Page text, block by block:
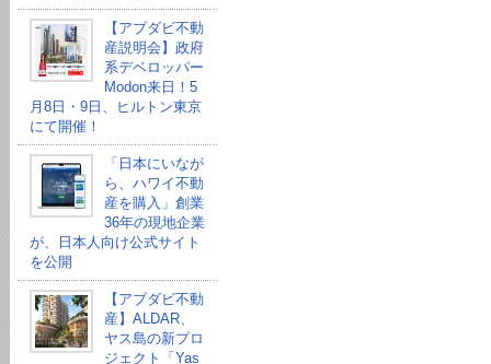
【アブダビ不動
産説明会】政府
系デベロッパー
Modon来日！5
月8日・9日、ヒルトン東京
にて開催！
「日本にいなが
ら、ハワイ不動
産を購入」創業
36年の現地企業
が、日本人向け公式サイト
を公開
【アブダビ不動
産】ALDAR、
ヤス島の新プロ
ジェクト「Yas